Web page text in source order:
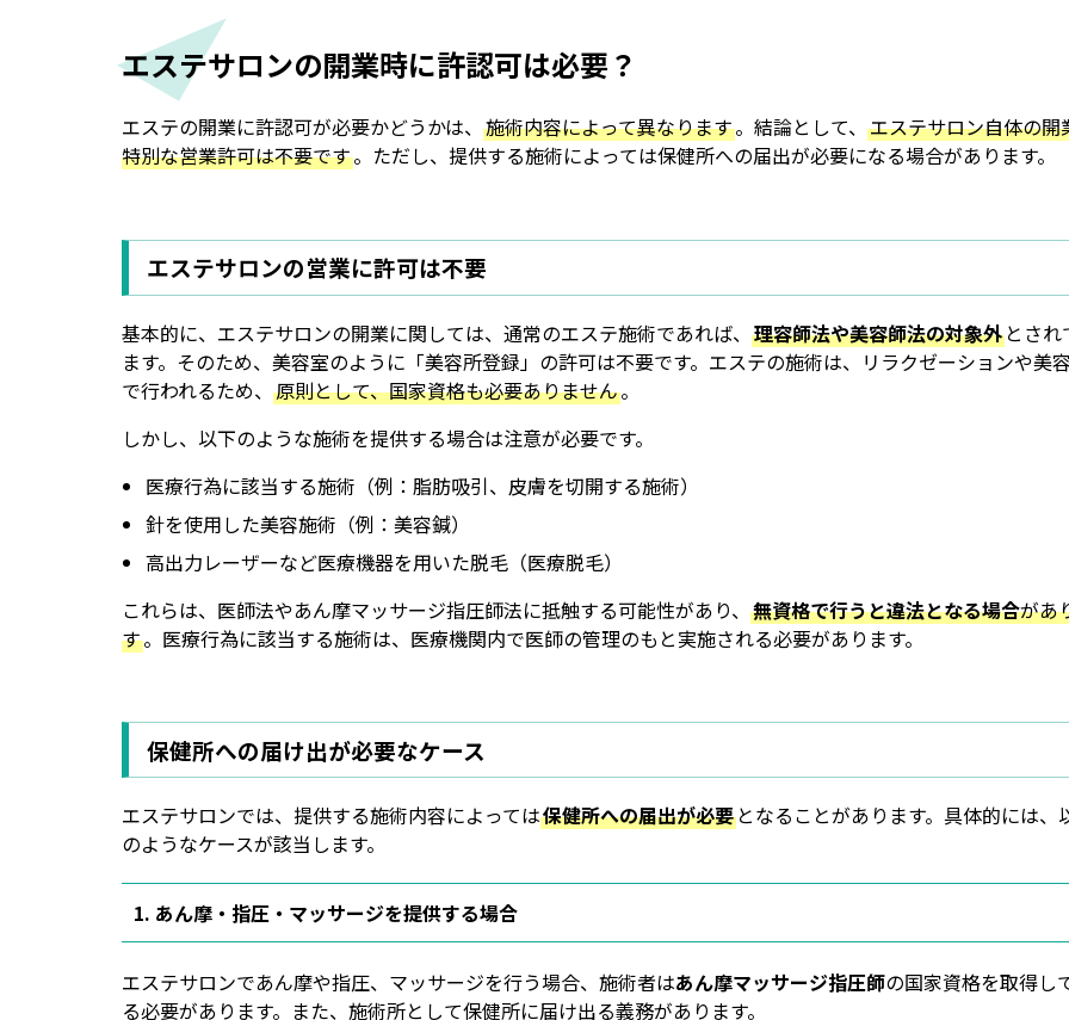
エステサロンの開業時に許認可は必要？
エステの開業に許認可が必要かどうかは、 施術内容によって異なります。結論として、 エステサロン自体の開
特別な営業許可は不要です。ただし、提供する施術によっては保健所への届出が必要になる場合があります。
エステサロンの営業に許可は不要
基本的に、エステサロンの開業に関しては、通常のエステ施術であれば、 理容師法や美容師法の対象外 とされ
ます。そのため、美容室のように「美容所登録」の許可は不要です。エステの施術は、リラクゼーションや美
で行われるため、 原則として、国家資格も必要ありません。
しかし、以下のような施術を提供する場合は注意が必要です。
医療行為に該当する施術（例：脂肪吸引、皮膚を切開する施術）
針を使用した美容施術（例：美容鍼）
高出力レーザーなど医療機器を用いた脱毛（医療脱毛）
これらは、医師法やあん摩マッサージ指圧師法に抵触する可能性があり、 無資格で行うと違法となる場合があ
す。医療行為に該当する施術は、医療機関内で医師の管理のもと実施される必要があります。
保健所への届け出が必要なケース
エステサロンでは、提供する施術内容によっては保健所への届出が必要 となることがあります。具体的には、
のようなケースが該当します。
1. あん摩・指圧・マッサージを提供する場合
エステサロンであん摩や指圧、マッサージを行う場合、施術者はあん摩マッサージ指圧師の国家資格を取得し
る必要があります。また、施術所として保健所に届け出る義務があります。